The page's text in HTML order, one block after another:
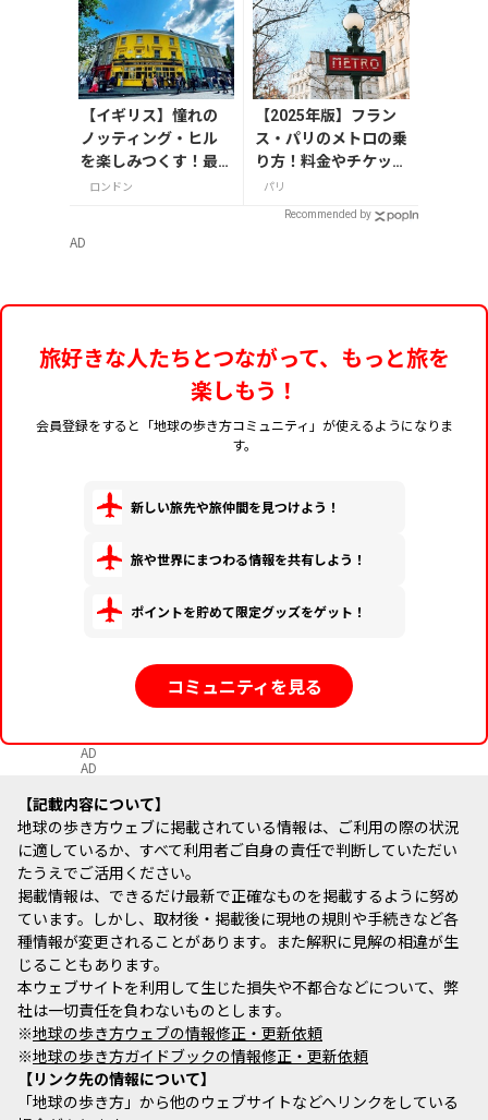
の特製リバーシブル帯
付き
【イギリス】憧れの
ノッティング・ヒル
を楽しみつくす！最
新おすすめスポット6
ロンドン
【2025年版】フラン
ス・パリのメトロの乗
り方！料金やチケット
の種類、注意点を解説
パリ
Recommended by
AD
旅好きな人たちとつながって、もっと旅を
楽しもう！
会員登録をすると「地球の歩き方コミュニティ」が使えるようになりま
す。
新しい旅先や旅仲間を見つけよう！
旅や世界にまつわる情報を共有しよう！
ポイントを貯めて限定グッズをゲット！
コミュニティを見る
AD
AD
記載内容について
地球の歩き方ウェブに掲載されている情報は、ご利用の際の状況
に適しているか、すべて利用者ご自身の責任で判断していただい
たうえでご活用ください。
掲載情報は、できるだけ最新で正確なものを掲載するように努め
ています。しかし、取材後・掲載後に現地の規則や手続きなど各
種情報が変更されることがあります。また解釈に見解の相違が生
じることもあります。
本ウェブサイトを利用して生じた損失や不都合などについて、弊
社は一切責任を負わないものとします。
※地球の歩き方ウェブの情報修正・更新依頼
※地球の歩き方ガイドブックの情報修正・更新依頼
リンク先の情報について
「地球の歩き方」から他のウェブサイトなどへリンクをしている